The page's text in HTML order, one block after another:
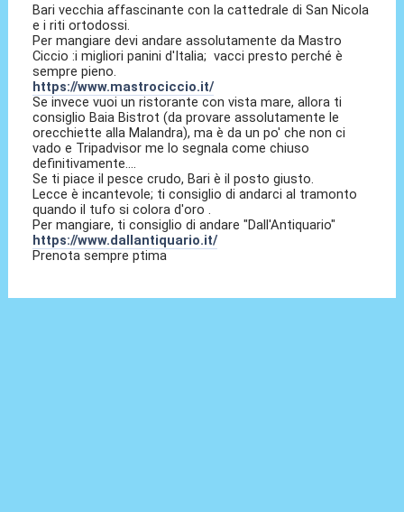
Bari vecchia affascinante con la cattedrale di San Nicola
e i riti ortodossi.
Per mangiare devi andare assolutamente da Mastro
Ciccio :i migliori panini d'Italia; vacci presto perché è
sempre pieno.
https://www.mastrociccio.it/
Se invece vuoi un ristorante con vista mare, allora ti
consiglio Baia Bistrot (da provare assolutamente le
orecchiette alla Malandra), ma è da un po' che non ci
vado e Tripadvisor me lo segnala come chiuso
definitivamente....
Se ti piace il pesce crudo, Bari è il posto giusto.
Lecce è incantevole; ti consiglio di andarci al tramonto
quando il tufo si colora d'oro .
Per mangiare, ti consiglio di andare "Dall'Antiquario"
https://www.dallantiquario.it/
Prenota sempre ptima